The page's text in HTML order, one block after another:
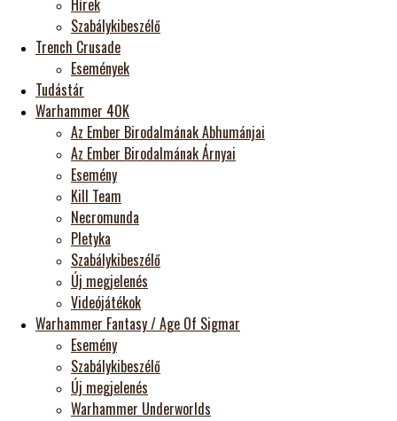
Hírek
Szabálykibeszélő
Trench Crusade
Események
Tudástár
Warhammer 40K
Az Ember Birodalmának Abhumánjai
Az Ember Birodalmának Árnyai
Esemény
Kill Team
Necromunda
Pletyka
Szabálykibeszélő
Új megjelenés
Videójátékok
Warhammer Fantasy / Age Of Sigmar
Esemény
Szabálykibeszélő
Új megjelenés
Warhammer Underworlds